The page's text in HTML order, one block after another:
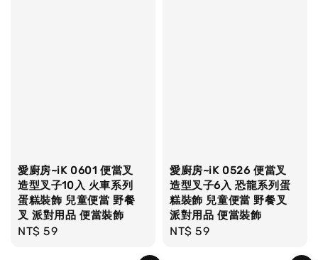
愛廚房~iK 0601 便當叉
造型叉子10入 火車系列
蛋糕裝飾 兒童便當 野餐
叉 派對用品 便當裝飾
Regular
NT$ 59
愛廚房~iK 0526 便當叉
造型叉子6入 恐龍系列蛋
糕裝飾 兒童便當 野餐叉
派對用品 便當裝飾
Regular
NT$ 59